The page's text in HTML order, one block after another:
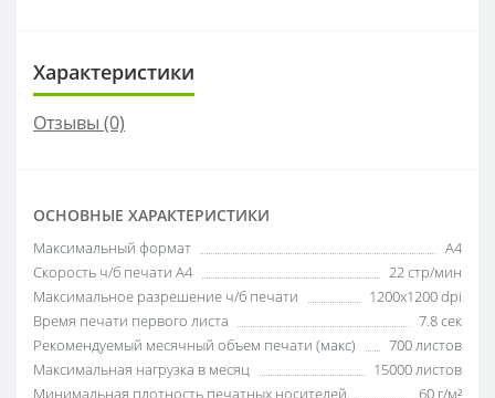
Характеристики
Отзывы (0)
ОСНОВНЫЕ ХАРАКТЕРИСТИКИ
Максимальный формат
A4
Скорость ч/б печати A4
22 стр/мин
Максимальное разрешение ч/б печати
1200x1200 dpi
Время печати первого листа
7.8 сек
Рекомендуемый месячный объем печати (макс)
700 листов
Максимальная нагрузка в месяц
15000 листов
Минимальная плотность печатных носителей
60 г/м²